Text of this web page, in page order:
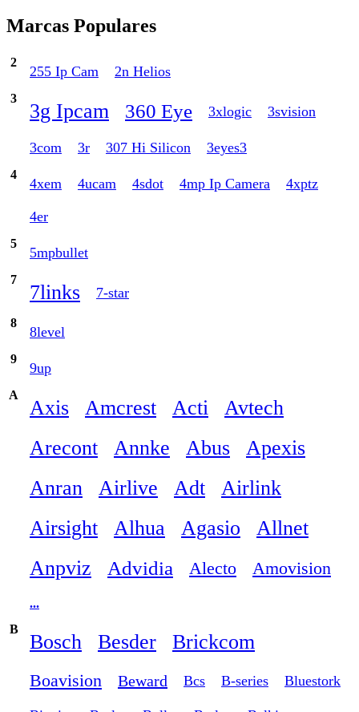
Marcas Populares
2
255 Ip Cam 2n Helios
3
3g Ipcam 360 Eye 3xlogic 3svision
3com 3r 307 Hi Silicon 3eyes3
4
4xem 4ucam 4sdot 4mp Ip Camera 4xptz
4er
5
5mpbullet
7
7links 7-star
8
8level
9
9up
A
Axis Amcrest Acti
Avtech
Arecont
Annke Abus
Apexis
Anran
Airlive Adt
Airlink
Airsight
Alhua Agasio
Allnet
Anpviz
Advidia Alecto Amovision
...
B
Bosch Besder Brickcom
Boavision Beward Bcs B-series Bluestork